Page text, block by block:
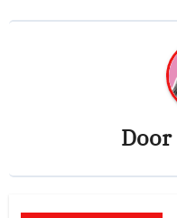
Door